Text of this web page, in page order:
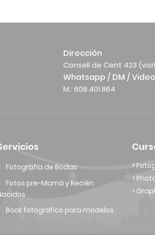
Dirección
Consell de Cent 423
Whatsapp / DM /
M.: 608.401.864
Fotografía de Bodas
Fotos pre-Mamá y Recién
Book fotográfico para modelos
>
>
>